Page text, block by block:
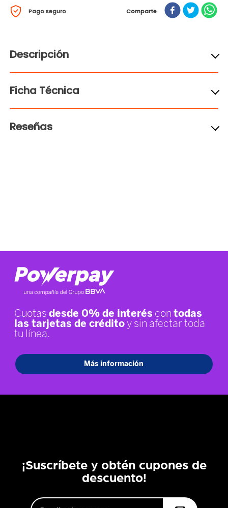
Pago seguro Comparte
Descripción
Ficha Técnica
Reseñas
¡Suscríbete y obtén cupones de
descuento!